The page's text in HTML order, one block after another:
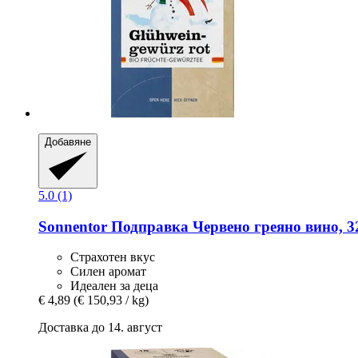
Добавяне
5.0 (1)
Sonnentor Подправка Червено греяно вино,
Страхотен вкус
Силен аромат
Идеален за деца
€ 4,89 (€ 150,93 / kg)
Доставка до 14. август